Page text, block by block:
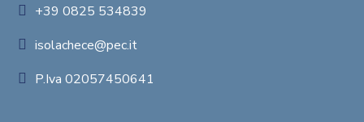
+39 0825 534839
isolachece@pec.it
P.Iva 02057450641